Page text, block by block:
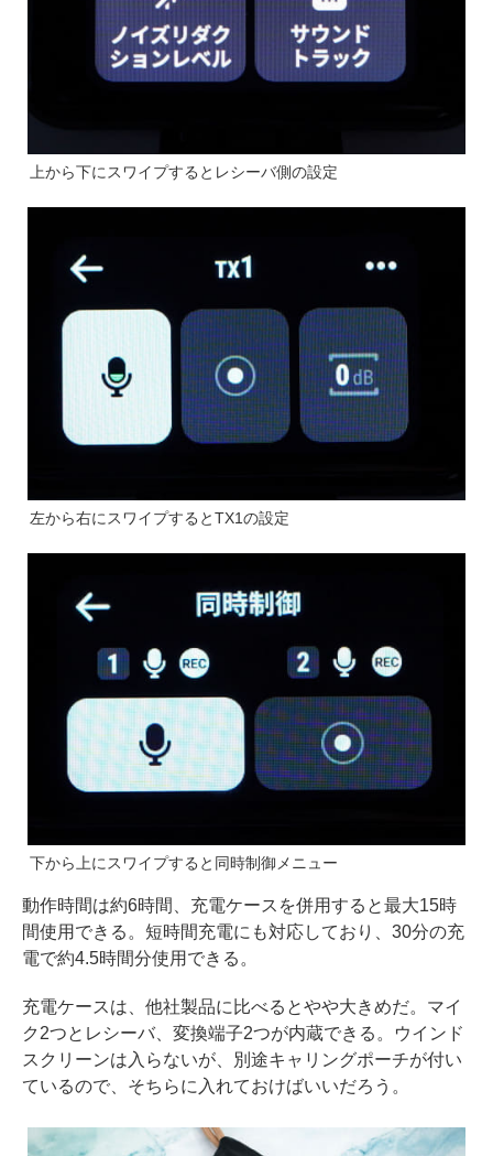
上から下にスワイプするとレシーバ側の設定
左から右にスワイプするとTX1の設定
下から上にスワイプすると同時制御メニュー
動作時間は約6時間、充電ケースを併用すると最大15時
間使用できる。短時間充電にも対応しており、30分の充
電で約4.5時間分使用できる。
充電ケースは、他社製品に比べるとやや大きめだ。マイ
ク2つとレシーバ、変換端子2つが内蔵できる。ウインド
スクリーンは入らないが、別途キャリングポーチが付い
ているので、そちらに入れておけばいいだろう。